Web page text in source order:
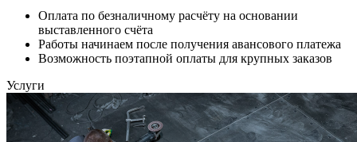
Оплата по безналичному расчёту на основании
выставленного счёта
Работы начинаем после получения авансового платежа
Возможность поэтапной оплаты для крупных заказов
Услуги